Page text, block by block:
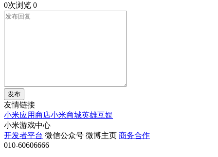
0次浏览 0
发布
友情链接
小米应用商店小米商城英雄互娱
小米游戏中心
开发者平台 微信公众号 微博主页 商务合作
010-60606666